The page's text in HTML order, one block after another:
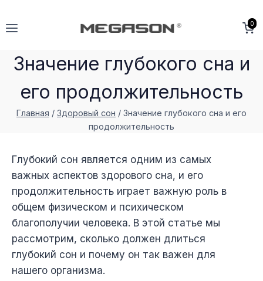
0
Значение глубокого сна и
его продолжительность
Главная / Здоровый сон / Значение глубокого сна и его
продолжительность
Глубокий сон является одним из самых
важных аспектов здорового сна, и его
продолжительность играет важную роль в
общем физическом и психическом
благополучии человека. В этой статье мы
рассмотрим, сколько должен длиться
глубокий сон и почему он так важен для
нашего организма.